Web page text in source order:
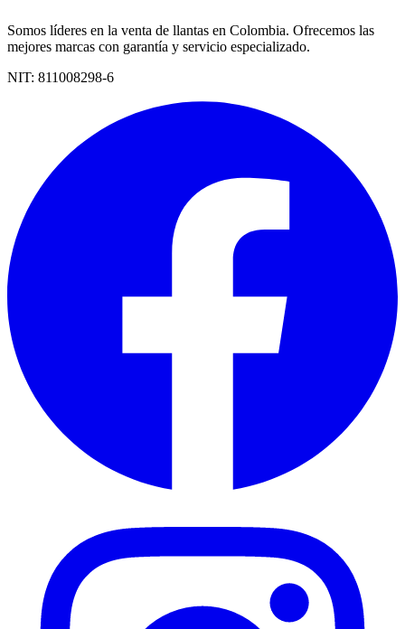
Somos líderes en la venta de llantas en Colombia. Ofrecemos las
mejores marcas con garantía y servicio especializado.
NIT: 811008298-6